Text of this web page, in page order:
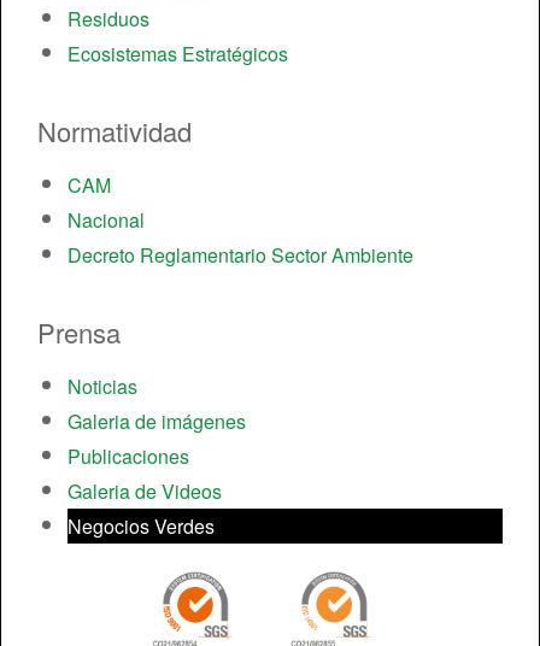
Residuos
Ecosistemas Estratégicos
Normatividad
CAM
Nacional
Decreto Reglamentario Sector Ambiente
Prensa
Noticias
Galeria de imágenes
Publicaciones
Galeria de Videos
Negocios Verdes